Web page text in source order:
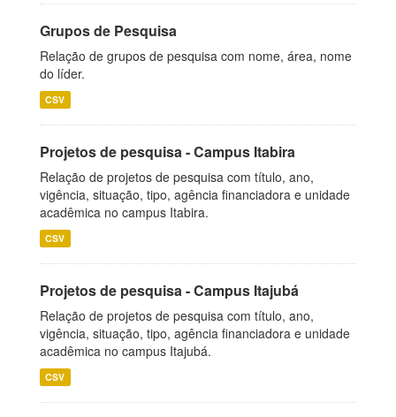
Grupos de Pesquisa
Relação de grupos de pesquisa com nome, área, nome
do líder.
CSV
Projetos de pesquisa - Campus Itabira
Relação de projetos de pesquisa com título, ano,
vigência, situação, tipo, agência financiadora e unidade
acadêmica no campus Itabira.
CSV
Projetos de pesquisa - Campus Itajubá
Relação de projetos de pesquisa com título, ano,
vigência, situação, tipo, agência financiadora e unidade
acadêmica no campus Itajubá.
CSV